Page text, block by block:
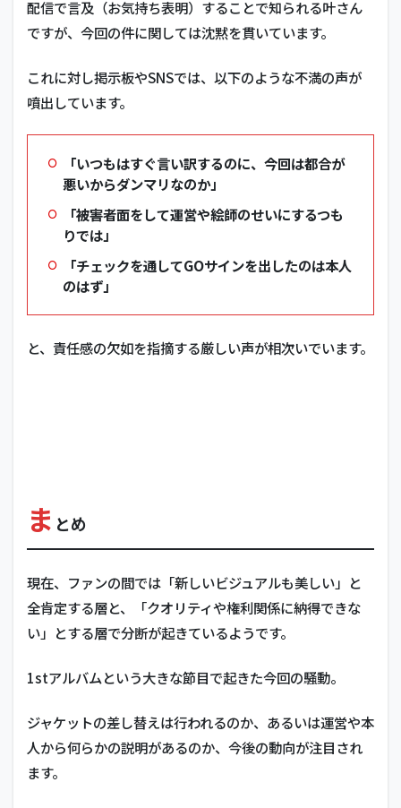
配信で言及（お気持ち表明）することで知られる叶さん
ですが、 今回の件に関しては沈黙を貫いています。
これに対し掲示板やSNSでは、以下のような不満の声が
噴出しています。
「いつもはすぐ言い訳するのに、今回は都合が
悪いからダンマリなのか」
「被害者面をして運営や絵師のせいにするつも
りでは」
「チェックを通してGOサインを出したのは本人
のはず」
と、責任感の欠如を指摘する厳しい声が相次いでいます。
ま とめ
現在、ファンの間では「新しいビジュアルも美しい」と
全肯定する層と、「クオリティや権利関係に納得できな
い」とする層で分断が起きているようです。
1stアルバムという大きな節目で起きた今回の騒動。
ジャケットの差し替えは行われるのか、あるいは運営や本
人から何らかの説明があるのか、今後の動向が注目され
ます。